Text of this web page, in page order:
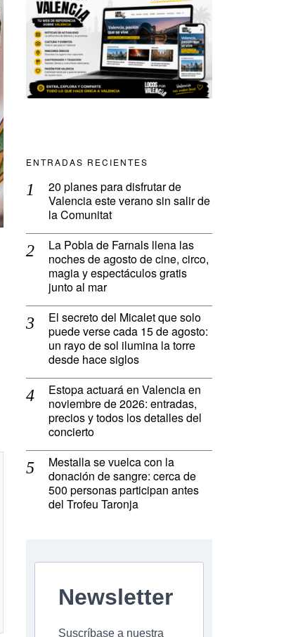
ENTRADAS RECIENTES
20 planes para disfrutar de
Valencia este verano sin salir de
la Comunitat
La Pobla de Farnals llena las
noches de agosto de cine, circo,
magia y espectáculos gratis
junto al mar
El secreto del Micalet que solo
puede verse cada 15 de agosto:
un rayo de sol ilumina la torre
desde hace siglos
Estopa actuará en Valencia en
noviembre de 2026: entradas,
precios y todos los detalles del
concierto
Mestalla se vuelca con la
donación de sangre: cerca de
500 personas participan antes
del Trofeu Taronja
Newsletter
Suscríbase a nuestra